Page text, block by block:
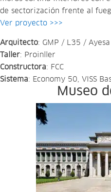
de sectorización frente al
Ver proyecto >>>
Arquitecto: GMP / L35 /
Taller: Proinller
Constructora: FCC
Sistema: Economy 50, VISS
Museo